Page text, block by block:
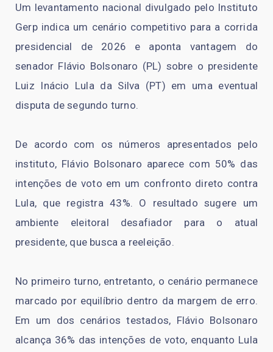
Um levantamento nacional divulgado pelo Instituto
Gerp indica um cenário competitivo para a corrida
presidencial de 2026 e aponta vantagem do
senador Flávio Bolsonaro (PL) sobre o presidente
Luiz Inácio Lula da Silva (PT) em uma eventual
disputa de segundo turno.
De acordo com os números apresentados pelo
instituto, Flávio Bolsonaro aparece com 50% das
intenções de voto em um confronto direto contra
Lula, que registra 43%. O resultado sugere um
ambiente eleitoral desafiador para o atual
presidente, que busca a reeleição.
No primeiro turno, entretanto, o cenário permanece
marcado por equilíbrio dentro da margem de erro.
Em um dos cenários testados, Flávio Bolsonaro
alcança 36% das intenções de voto, enquanto Lula